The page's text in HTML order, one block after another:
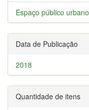
Espaço público
Data de Publicação
2018
Quantidade de itens